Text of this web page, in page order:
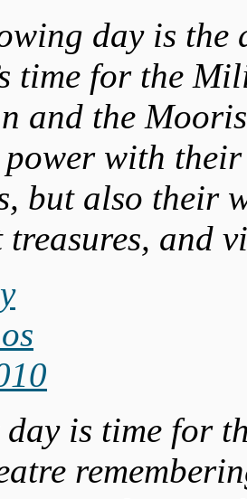
day is the
time for the
and the
with
but also their
and
day is time for